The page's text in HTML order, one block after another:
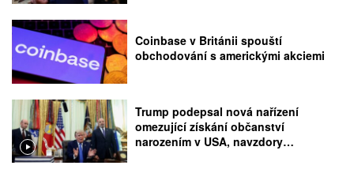
Coinbase v Británii spouští
obchodování s americkými akciemi
Trump podepsal nová nařízení
omezující získání občanství
narozením v USA, navzdory